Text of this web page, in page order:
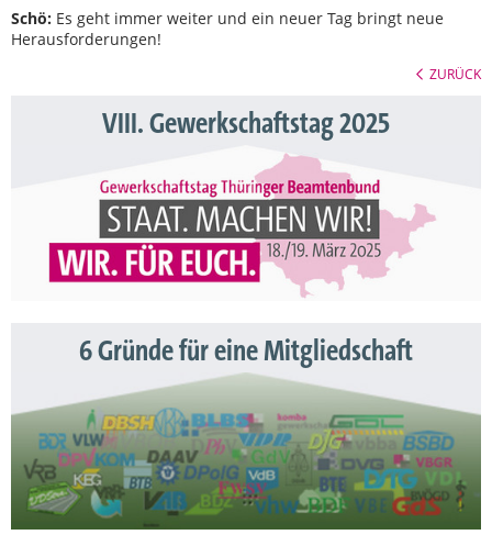
Schö: Es geht immer weiter und ein neuer Tag bringt neue
Herausforderungen!
ZURÜCK
VIII. Gewerkschaftstag 2025
6 Gründe für eine Mitgliedschaft